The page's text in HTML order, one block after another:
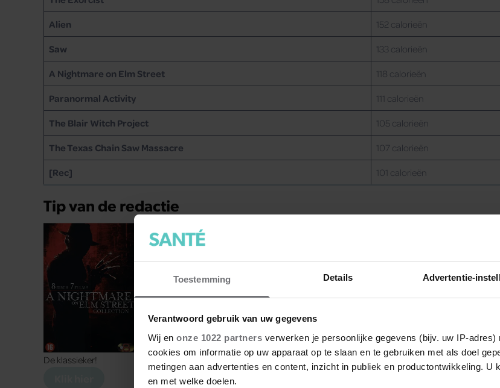
Toestemming Details Advertentie-
Verantwoord gebruik van uw gegevens
Wij en onze 1022 partners verwerken je persoonlijke gegevens (bijv. uw IP-
cookies om informatie op uw apparaat op te slaan en te gebruiken met als doel
metingen aan advertenties en content, inzicht in publiek en productontwikkeling. U
en met welke doelen.
Alien 152 calorieën
Saw 133 calorieën
A Nightmare on Elm Street 118 calorieën
Paranormal Activity 111 calorieën
The Blair Witch Project 105 calorieën
The Texas Chain Saw Massacre 107 calorieën
[Rec] 101 calorieën
Tip van de redactie
De klassieker!